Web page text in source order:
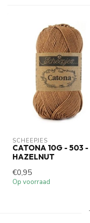
SCHEEPJES
CATONA 10G - 503 -
HAZELNUT
€0,95
Op voorraad